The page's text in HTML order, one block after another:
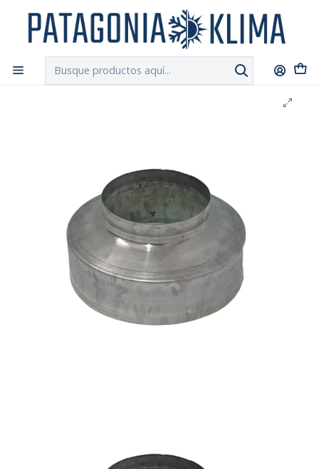
Chilexpress
Inicio Ductos y Hojalateria
Embudillo Reductor Superior de 140 mm a 80 mm